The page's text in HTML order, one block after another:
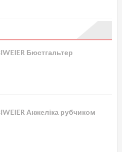
Бюстгальтер
Анжеліка рубчиком